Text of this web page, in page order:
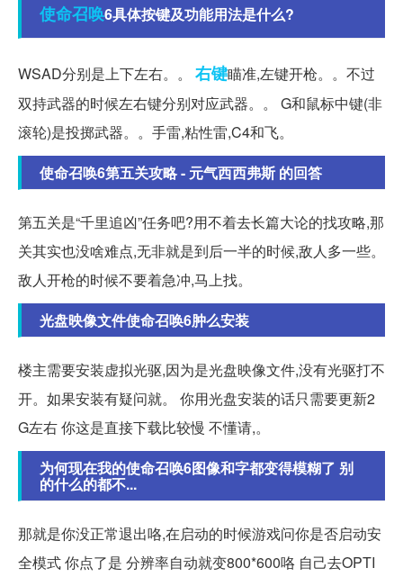
使命召唤6具体按键及功能用法是什么?
WSAD分别是上下左右。。 右键瞄准,左键开枪。。不过
双持武器的时候左右键分别对应武器。。 G和鼠标中键(非
滚轮)是投掷武器。。手雷,粘性雷,C4和飞。
使命召唤6第五关攻略 - 元气西西弗斯 的回答
第五关是“千里追凶”任务吧?用不着去长篇大论的找攻略,那
关其实也没啥难点,无非就是到后一半的时候,敌人多一些。
敌人开枪的时候不要着急冲,马上找。
光盘映像文件使命召唤6肿么安装
楼主需要安装虚拟光驱,因为是光盘映像文件,没有光驱打不
开。如果安装有疑问就。 你用光盘安装的话只需要更新2
G左右 你这是直接下载比较慢 不懂请,。
为何现在我的使命召唤6图像和字都变得模糊了 别
的什么的都不...
那就是你没正常退出咯,在启动的时候游戏问你是否启动安
全模式 你点了是 分辨率自动就变800*600咯 自己去OPTI